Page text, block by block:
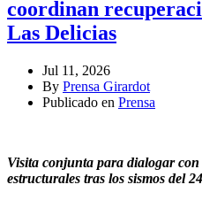
coordinan
Las Delicias
Jul 11, 2026
By Prensa Girardot
Publicado en Prensa
Visita conjunta para dialogar
estructurales tras los sismos del